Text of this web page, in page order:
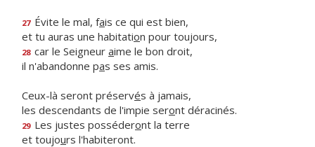
27 Évite le mal, fais ce qui est bien,
et tu auras une habitation pour toujours,
28 car le Seigneur aime le bon droit,
il n'abandonne pas ses amis.
Ceux-là seront préservés à jamais,
les descendants de l'impie seront déracinés.
29 Les justes posséderont la terre
et toujours l'habiteront.